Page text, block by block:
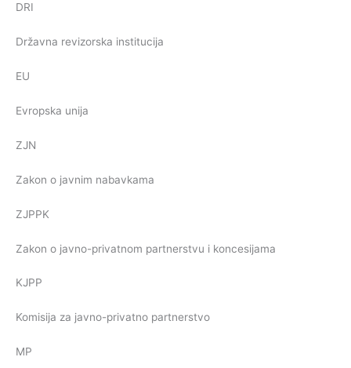
DRI
Državna revizorska institucija
EU
Evropska unija
ZJN
Zakon o javnim nabavkama
ZJPPK
Zakon o javno-privatnom partnerstvu i koncesijama
KJPP
Komisija za javno-privatno partnerstvo
MP